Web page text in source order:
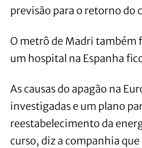
previsão para o retorno do
O metrô de Madri também
um hospital na Espanha
As causas do apagão na
investigadas e um plano
reestabelecimento da
curso, diz a companhia que